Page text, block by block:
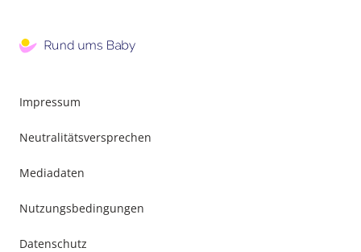
Impressum
Neutralitätsversprechen
Mediadaten
Nutzungsbedingungen
Datenschutz